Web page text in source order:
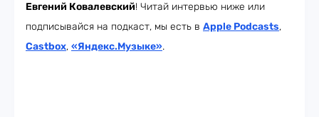
Евгений Ковалевский! Читай интервью ниже или
подписывайся на подкаст, мы есть в Apple Podcasts,
Castbox, «Яндекс.Музыке».